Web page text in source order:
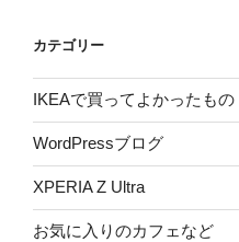
カテゴリー
IKEAで買ってよかったもの
WordPressブログ
XPERIA Z Ultra
お気に入りのカフェなど